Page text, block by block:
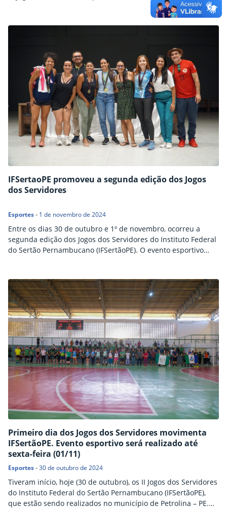
Floresta, entre os dias 29 e 31 de outubro de 2025. As duas
primeiras edições do evento foram realizadas em Petrolina.
As inscrições estarão abertas de 8 a 23 de setembro de 2025.
IFSertaoPE promoveu a segunda edição dos Jogos
dos Servidores
Esportes- 1 de novembro de 2024
Entre os dias 30 de outubro e 1º de novembro, ocorreu a
segunda edição dos Jogos dos Servidores do Instituto Federal
do Sertão Pernambucano (IFSertãoPE). O evento esportivo
aconteceu a cerimônia de encerramento, com a entrega de
medalhas e o sorteio de brindes…
Primeiro dia dos Jogos dos Servidores movimenta
IFSertãoPE. Evento esportivo será realizado até
sexta-feira (01/11)
Esportes-30 de outubro de 2024
Tiveram início, hoje (30 de outubro), os II Jogos dos Servidores
do Instituto Federal do Sertão Pernambucano (IFSertãoPE),
que estão sendo realizados no município de Petrolina – PE.